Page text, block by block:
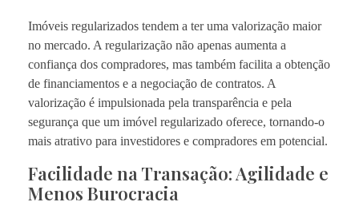
Imóveis regularizados tendem a ter uma valorização maior
no mercado. A regularização não apenas aumenta a
confiança dos compradores, mas também facilita a obtenção
de financiamentos e a negociação de contratos. A
valorização é impulsionada pela transparência e pela
segurança que um imóvel regularizado oferece, tornando-o
mais atrativo para investidores e compradores em potencial.
Facilidade na Transação: Agilidade e
Menos Burocracia